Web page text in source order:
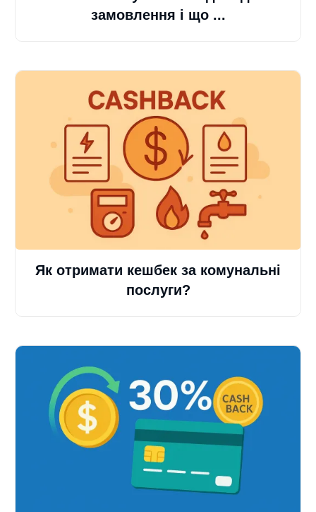
замовлення і що ...
Як отримати кешбек за комунальні
послуги?